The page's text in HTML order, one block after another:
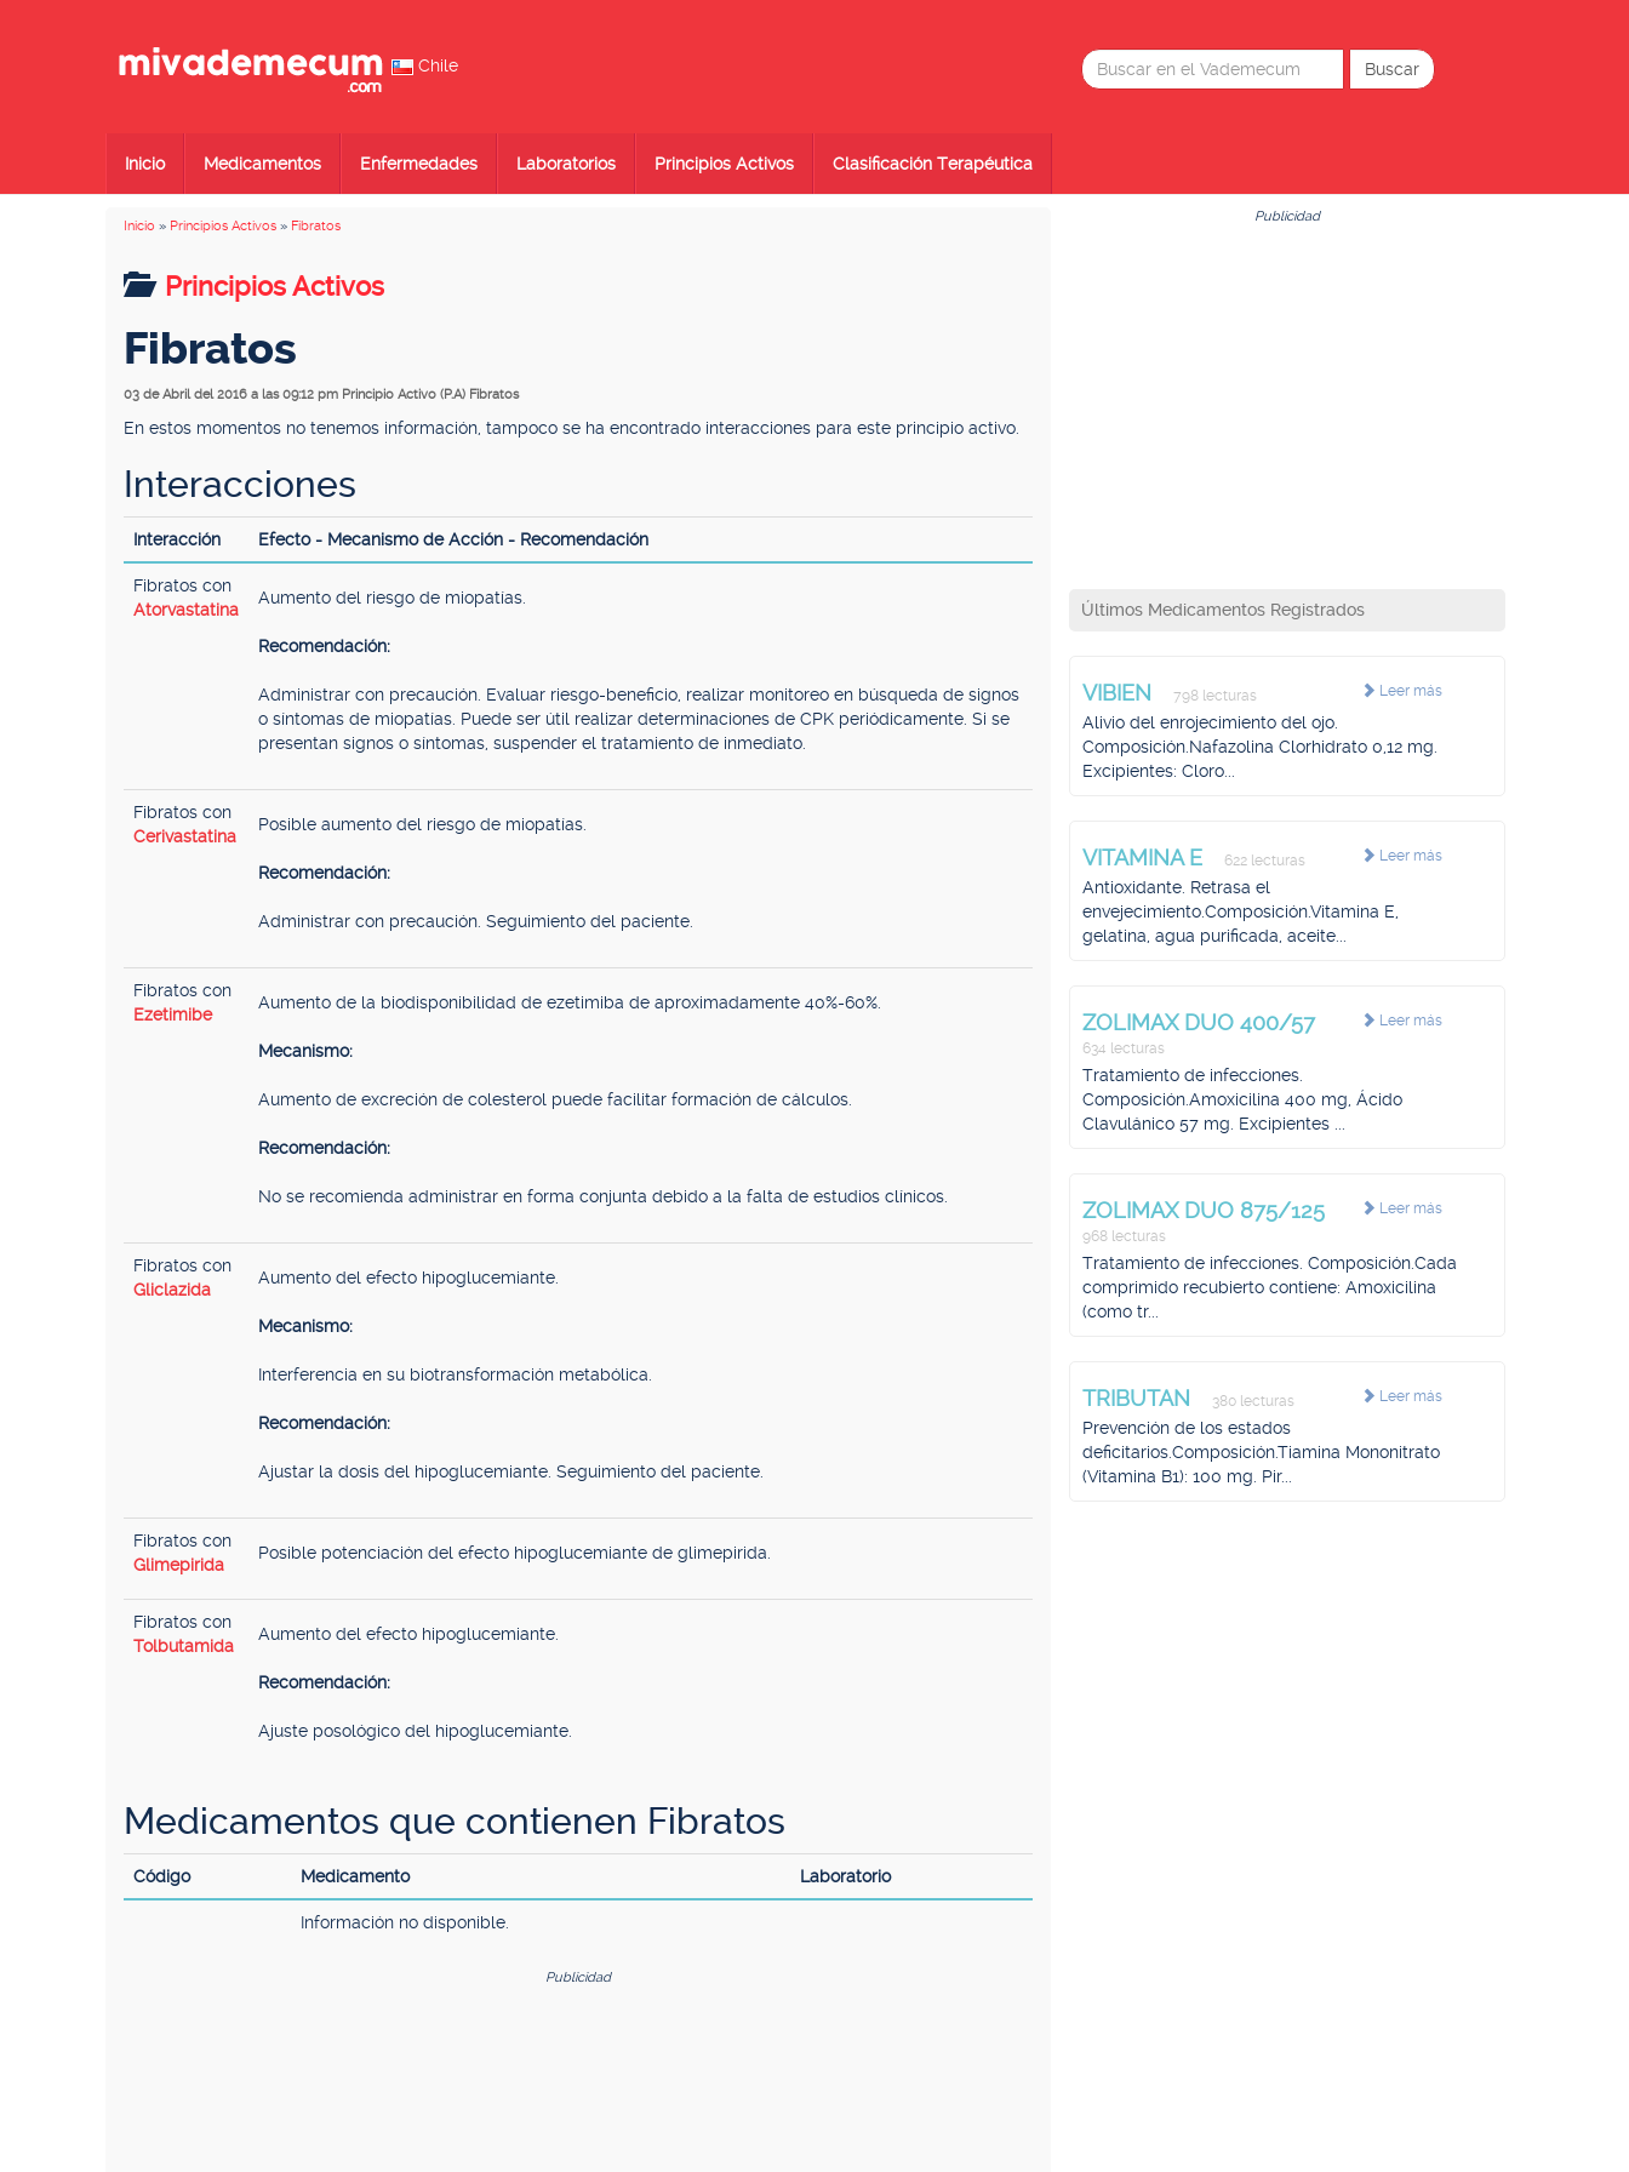
Chile
Inicio Medicamentos Enfermedades Laboratorios Principios Activos Clasificación Terapéutica
Inicio » Principios Activos » Fibratos
Principios Activos
Fibratos
03 de Abril del 2016 a las 09:12 pm Principio Activo (P.A) Fibratos
En estos momentos no tenemos información, tampoco se ha encontrado interacciones para este principio activo.
Interacciones
Interacción Efecto - Mecanismo de Acción - Recomendación
Fibratos con
Atorvastatina
Aumento del riesgo de miopatías.
Recomendación:
Administrar con precaución. Evaluar riesgo-beneficio, realizar monitoreo en búsqueda de signos
o síntomas de miopatías. Puede ser útil realizar determinaciones de CPK periódicamente. Si se
presentan signos o síntomas, suspender el tratamiento de inmediato.
Fibratos con
Cerivastatina
Posible aumento del riesgo de miopatías.
Recomendación:
Administrar con precaución. Seguimiento del paciente.
Fibratos con
Ezetimibe
Aumento de la biodisponibilidad de ezetimiba de aproximadamente 40%-60%.
Mecanismo:
Aumento de excreción de colesterol puede facilitar formación de cálculos.
Recomendación:
No se recomienda administrar en forma conjunta debido a la falta de estudios clínicos.
Fibratos con
Gliclazida
Aumento del efecto hipoglucemiante.
Mecanismo:
Interferencia en su biotransformación metabólica.
Recomendación:
Ajustar la dosis del hipoglucemiante. Seguimiento del paciente.
Fibratos con
Glimepirida
Posible potenciación del efecto hipoglucemiante de glimepirida.
Fibratos con
Tolbutamida
Aumento del efecto hipoglucemiante.
Recomendación:
Ajuste posológico del hipoglucemiante.
Medicamentos que contienen Fibratos
Código Medicamento Laboratorio
Información no disponible.
Publicidad
Publicidad
Últimos Medicamentos Registrados
Leer más
VIBIEN 798 lecturas
Alivio del enrojecimiento del ojo.
Composición.Nafazolina Clorhidrato 0,12 mg.
Excipientes: Cloro...
Leer más
VITAMINA E 622 lecturas
Antioxidante. Retrasa el
envejecimiento.Composición.Vitamina E,
gelatina, agua purificada, aceite...
Leer más
ZOLIMAX DUO 400/57
634 lecturas
Tratamiento de infecciones.
Composición.Amoxicilina 400 mg, Ácido
Clavulánico 57 mg. Excipientes ...
Leer más
ZOLIMAX DUO 875/125
968 lecturas
Tratamiento de infecciones. Composición.Cada
comprimido recubierto contiene: Amoxicilina
(como tr...
Leer más
TRIBUTAN 380 lecturas
Prevención de los estados
deficitarios.Composición.Tiamina Mononitrato
(Vitamina B1): 100 mg. Pir...